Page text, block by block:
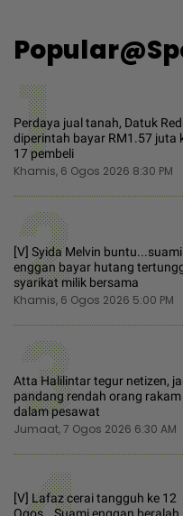
1
Perdaya jual tanah, Datuk Red
diperintah bayar RM1.57 juta
17 pembeli
Khamis, 6 Ogos 2026 8:30 PM
2
[V] Syida Melvin buntu...suami
enggan bayar hutang
syarikat milik bersama
Khamis, 6 Ogos 2026 5:00 PM
3
Atta Halilintar tegur netizen,
pandang rendah orang rakam
dalam pesawat
Jumaat, 7 Ogos 2026 6:30 AM
[V] Lafaz cerai tangguh ke 12
Ogos...Suami enggan